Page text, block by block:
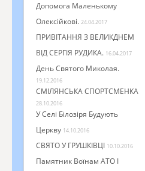
Допомога Маленькому
Олексійкові. 24.04.2017
ПРИВІТАННЯ З ВЕЛИКДНЕМ
ВІД СЕРГІЯ РУДИКА. 16.04.2017
День Святого Миколая.
19.12.2016
СМІЛЯНСЬКА СПОРТСМЕНКА
28.10.2016
У Селі Білозіря Будують
Церкву 14.10.2016
СВЯТО У ГРУШКІВЦІ 10.10.2016
Памятник Воїнам АТО І